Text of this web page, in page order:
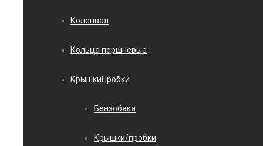
Коленвал
Кольца поршневые
КрышкиПробки
Бензобака
Крышки/пробки